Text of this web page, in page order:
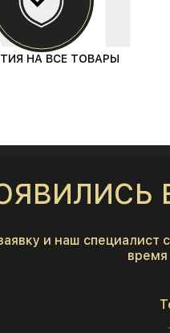
НА ВСЕ ТОВАРЫ
и наш
время